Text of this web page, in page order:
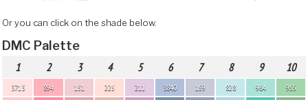
Or you can click on the shade below.
DMC Palette
1 2 3 4 5 6 7 8 9 10
3713
894
151
225
211
3840
159
828
964
955